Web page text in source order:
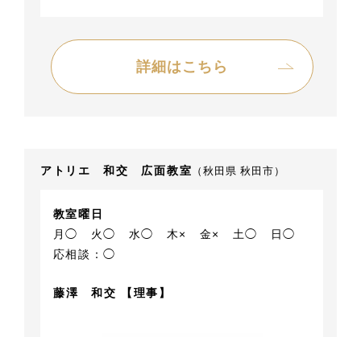
詳細はこちら
アトリエ 和交 広面教室 （秋田県 秋田市）
教室曜日
月◯
火◯ 水◯ 木× 金× 土◯
日◯
応相談：◯
藤澤 和交 【理事】